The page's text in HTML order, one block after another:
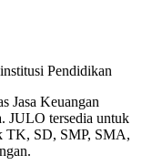
Pendidikan
Jasa Keuangan
JULO tersedia untuk
TK, SD, SMP, SMA,